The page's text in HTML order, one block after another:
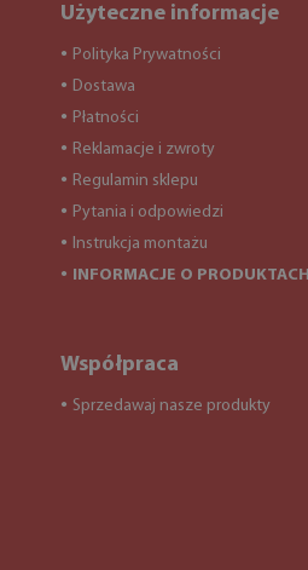
Użyteczne informacje
● Polityka Prywatności
● Dostawa
● Płatności
● Reklamacje i zwroty
● Regulamin sklepu
● Pytania i odpowiedzi
● Instrukcja montażu
● INFORMACJE O PRODUKTACH
Współpraca
● Sprzedawaj nasze produkty